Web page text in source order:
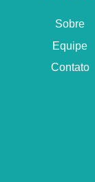
Sobre
Equipe
Contato